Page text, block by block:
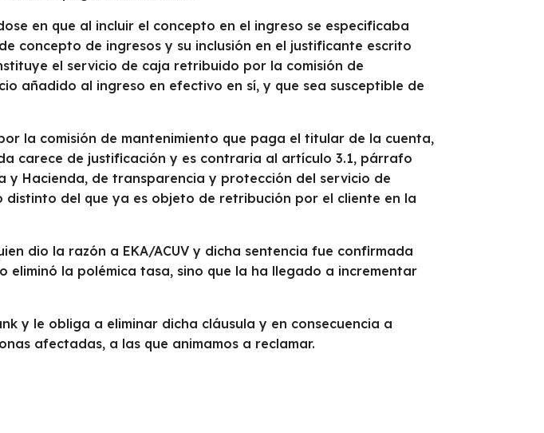
en que al incluir el concepto en el ingreso se especificaba
concepto de ingresos y su inclusión en el justificante escrito
el servicio de caja retribuido por la comisión de
añadido al ingreso en efectivo en sí, y que sea susceptible de
la comisión de mantenimiento que paga el titular de la cuenta,
carece de justificación y es contraria al artículo 3.1, párrafo
y Hacienda, de transparencia y protección del servicio de
del que ya es objeto de retribución por el cliente en la
dio la razón a EKA/ACUV y dicha sentencia fue confirmada
la polémica tasa, sino que la ha llegado a incrementar
y le obliga a eliminar dicha cláusula y en consecuencia a
afectadas, a las que animamos a reclamar.